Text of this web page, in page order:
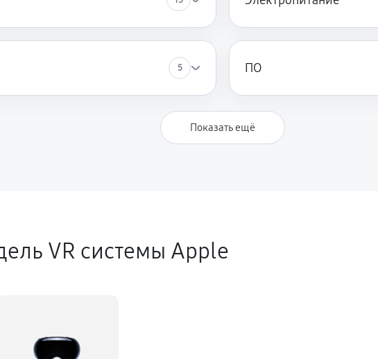
5 ПО
Показать ещё
VR системы Apple